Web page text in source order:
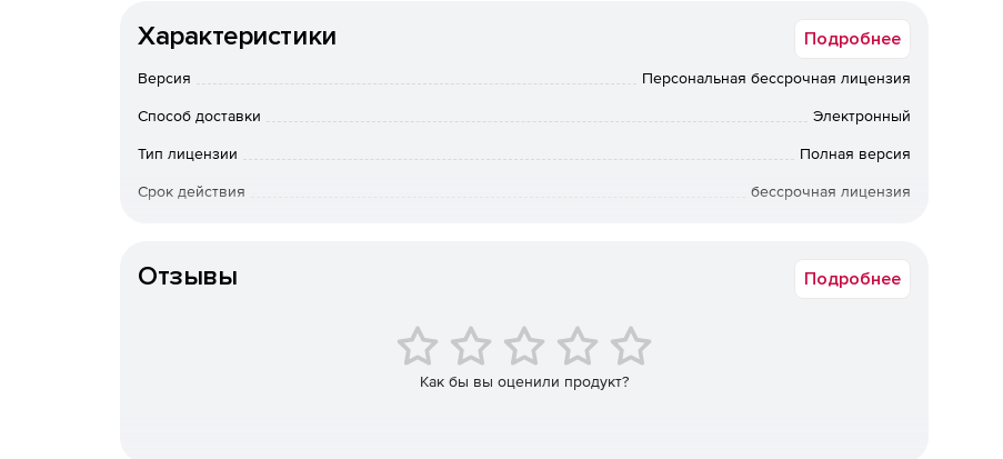
Основные функции:
чертежи и т. д.
Создание библиотек элементов схем, вариативность элементов, контейнеры, таблицы.
Характеристики Подробнее
Версия Персональная бессрочная лицензия
Способ доставки Электронный
Тип лицензии Полная версия
Срок действия бессрочная лицензия
Отзывы Подробнее
Как бы вы оценили продукт?